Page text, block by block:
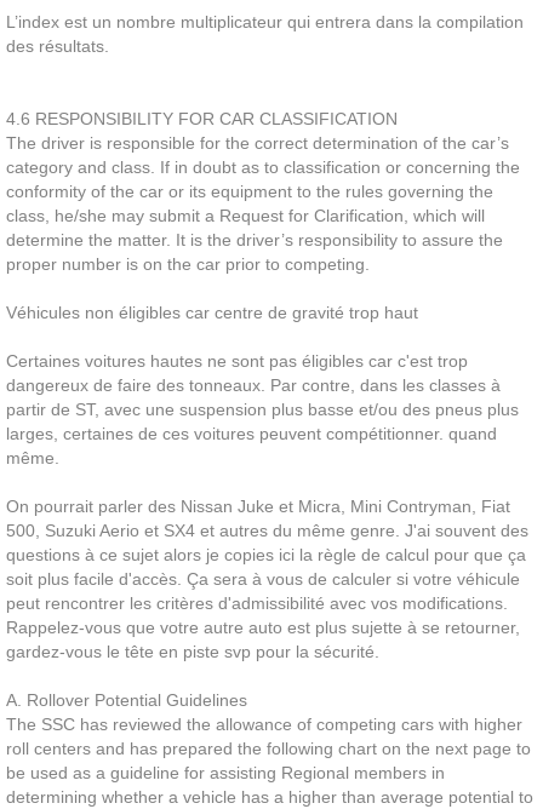
L’index est un nombre multiplicateur qui entrera dans la compilation
des résultats.
4.6 RESPONSIBILITY FOR CAR CLASSIFICATION
The driver is responsible for the correct determination of the car’s
category and class. If in doubt as to classification or concerning the
conformity of the car or its equipment to the rules governing the
class, he/she may submit a Request for Clarification, which will
determine the matter. It is the driver’s responsibility to assure the
proper number is on the car prior to competing.
Véhicules non éligibles car centre de gravité trop haut
Certaines voitures hautes ne sont pas éligibles car c'est trop
dangereux de faire des tonneaux. Par contre, dans les classes à
partir de ST, avec une suspension plus basse et/ou des pneus plus
larges, certaines de ces voitures peuvent compétitionner. quand
même.
On pourrait parler des Nissan Juke et Micra, Mini Contryman, Fiat
500, Suzuki Aerio et SX4 et autres du même genre. J'ai souvent des
questions à ce sujet alors je copies ici la règle de calcul pour que ça
soit plus facile d'accès. Ça sera à vous de calculer si votre véhicule
peut rencontrer les critères d'admissibilité avec vos modifications.
Rappelez-vous que votre autre auto est plus sujette à se retourner,
gardez-vous le tête en piste svp pour la sécurité.
A. Rollover Potential Guidelines
The SSC has reviewed the allowance of competing cars with higher
roll centers and has prepared the following chart on the next page to
be used as a guideline for assisting Regional members in
determining whether a vehicle has a higher than average potential to